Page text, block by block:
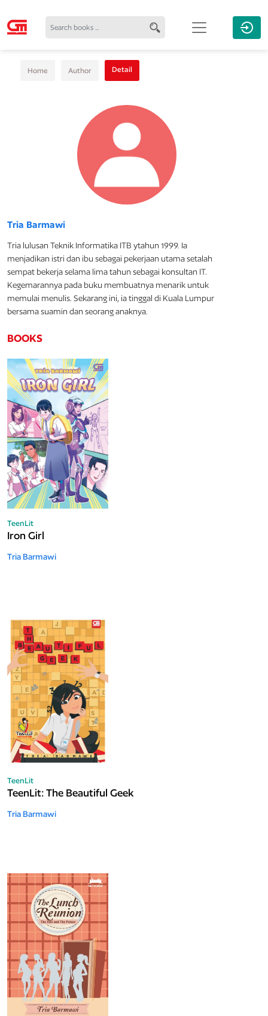
Home Author Detail
Tria Barmawi
Tria lulusan Teknik Informatika ITB ytahun 1999. Ia
menjadikan istri dan ibu sebagai pekerjaan utama setalah
sempat bekerja selama lima tahun sebagai konsultan IT.
Kegemarannya pada buku membuatnya menarik untuk
memulai menulis. Sekarang ini, ia tinggal di Kuala Lumpur
bersama suamin dan seorang anaknya.
BOOKS
TeenLit
Iron Girl
Tria Barmawi
TeenLit
TeenLit: The Beautiful Geek
Tria Barmawi